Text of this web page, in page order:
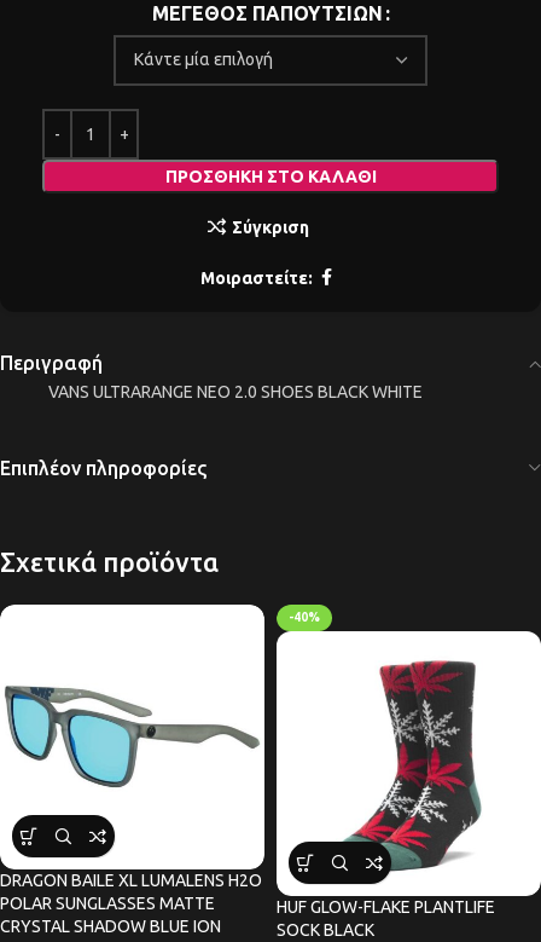
ΜΕΓΕΘΟΣ ΠΑΠΟΥΤΣΙΩΝ
ΠΡΟΣΘΉΚΗ ΣΤΟ ΚΑΛΆΘΙ
Σύγκριση
Μοιραστείτε:
Περιγραφή
VANS ULTRARANGE NEO 2.0 SHOES BLACK WHITE
Επιπλέον πληροφορίες
Σχετικά προϊόντα
DRAGON BAILE XL LUMALENS H2O
POLAR SUNGLASSES MATTE
CRYSTAL SHADOW BLUE ION
-40%
HUF GLOW-FLAKE PLANTLIFE
SOCK BLACK